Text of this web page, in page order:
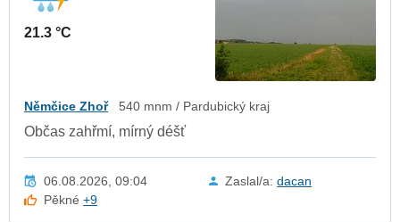
21.3 °C
Němčice Zhoř 540 mnm / Pardubický kraj
Občas zahřmí, mírný déšť
06.08.2026, 09:04 Zaslal/a: dacan
Pěkné+9